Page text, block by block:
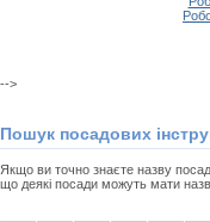
-->
Пошук посадових
Якщо ви точно знаєте назву
що деякі посади можуть мати